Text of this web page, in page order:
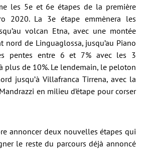
les 5e et 6e étapes de la première
2020. La 3e étape emmènera les
volcan Etna, avec une montée
nord de Linguaglossa, jusqu’au Piano
pentes entre 6 et 7% avec les 3
plus de 10%. Le lendemain, le peloton
jusqu’à Villafranca Tirrena, avec la
en milieu d’étape pour corser
annoncer deux nouvelles étapes qui
le reste du parcours déjà annoncé